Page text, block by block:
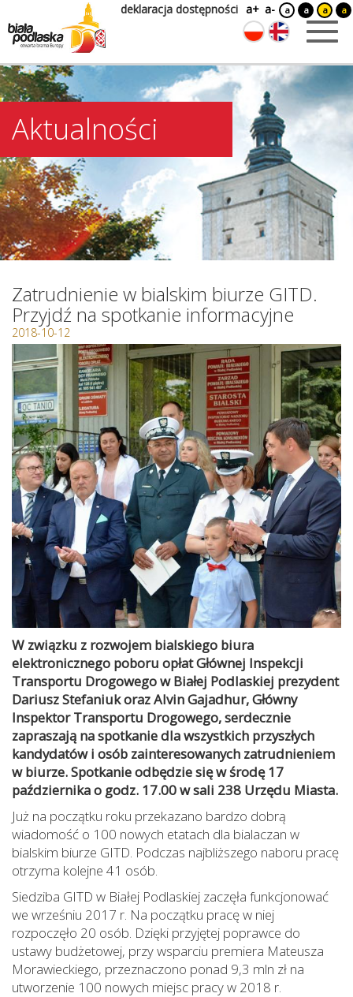
deklaracja dostępności a+ a- a a a a
Aktualności
Zatrudnienie w bialskim biurze GITD.
Przyjdź na spotkanie informacyjne
2018-10-12
W związku z rozwojem bialskiego biura
elektronicznego poboru opłat Głównej Inspekcji
Transportu Drogowego w Białej Podlaskiej prezydent
Dariusz Stefaniuk oraz Alvin Gajadhur, Główny
Inspektor Transportu Drogowego, serdecznie
zapraszają na spotkanie dla wszystkich przyszłych
kandydatów i osób zainteresowanych zatrudnieniem
w biurze. Spotkanie odbędzie się w środę 17
października o godz. 17.00 w sali 238 Urzędu Miasta.
Już na początku roku przekazano bardzo dobrą
wiadomość o 100 nowych etatach dla bialaczan w
bialskim biurze GITD. Podczas najbliższego naboru pracę
otrzyma kolejne 41 osób.
Siedziba GITD w Białej Podlaskiej zaczęła funkcjonować
we wrześniu 2017 r. Na początku pracę w niej
rozpoczęło 20 osób. Dzięki przyjętej poprawce do
ustawy budżetowej, przy wsparciu premiera Mateusza
Morawieckiego, przeznaczono ponad 9,3 mln zł na
utworzenie 100 nowych miejsc pracy w 2018 r.